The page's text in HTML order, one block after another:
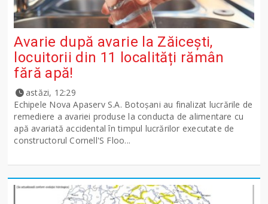
Avarie după avarie la Zăicești,
locuitorii din 11 localități rămân
fără apă!
astăzi, 12:29
Echipele Nova Apaserv S.A. Botoșani au finalizat lucrările de
remediere a avariei produse la conducta de alimentare cu
apă avariată accidental în timpul lucrărilor executate de
constructorul Cornell'S Floo...